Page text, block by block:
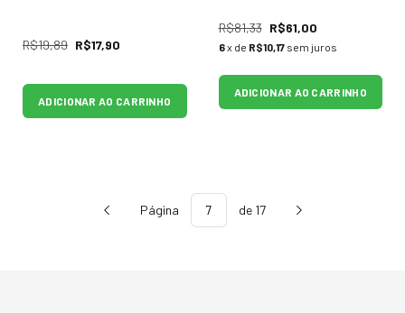
R$19,89 R$17,90
ADICIONAR AO CARRINHO
R$81,33 R$61,00
6x de R$10,17 sem juros
ADICIONAR AO CARRINHO
Página de 17